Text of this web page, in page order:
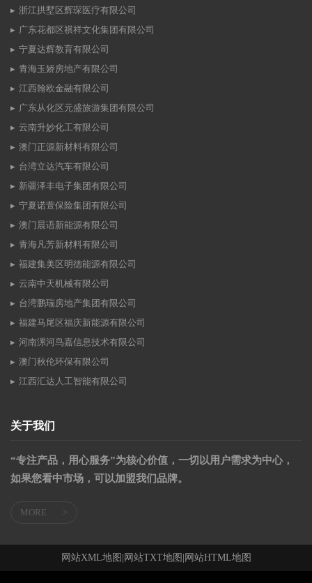
浙江拱墅区辉琛医疗有限公司
广东花都区祺祥文化集团有限公司
宁夏达辉教育有限公司
青海玉娇房地产有限公司
江西翰欧金融有限公司
广东从化区元盛旅游集团有限公司
云南升妙化工有限公司
澳门正源新材料有限公司
台湾立达汽车有限公司
新疆泽丰电子集团有限公司
宁夏诺萱保险集团有限公司
澳门晨语新能源有限公司
青海凡芳新材料有限公司
福建集美区明德能源有限公司
云南中天机械有限公司
台湾鹏瑞房地产集团有限公司
福建马尾区福庆新能源有限公司
河南漯河鸟嘉信息技术有限公司
澳门秋伦环保有限公司
江西汇达人工智能有限公司
关于我们
“专注产品，用心服务”为核心价值，一切以用户需求为中心，
如果您看中市场，可以加盟我们品牌。
MORE >
网站XML地图 网站TXT地图 网站HTML地图